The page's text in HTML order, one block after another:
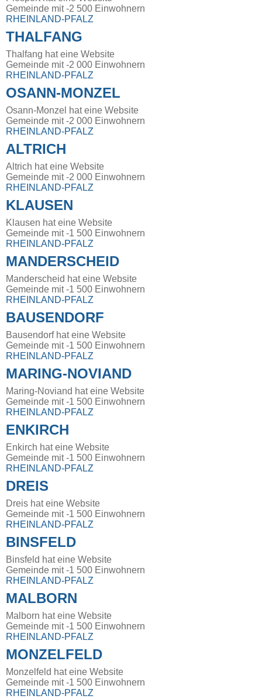
Gemeinde mit -2 500 Einwohnern
RHEINLAND-PFALZ
THALFANG
Thalfang hat eine Website
Gemeinde mit -2 000 Einwohnern
RHEINLAND-PFALZ
OSANN-MONZEL
Osann-Monzel hat eine Website
Gemeinde mit -2 000 Einwohnern
RHEINLAND-PFALZ
ALTRICH
Altrich hat eine Website
Gemeinde mit -2 000 Einwohnern
RHEINLAND-PFALZ
KLAUSEN
Klausen hat eine Website
Gemeinde mit -1 500 Einwohnern
RHEINLAND-PFALZ
MANDERSCHEID
Manderscheid hat eine Website
Gemeinde mit -1 500 Einwohnern
RHEINLAND-PFALZ
BAUSENDORF
Bausendorf hat eine Website
Gemeinde mit -1 500 Einwohnern
RHEINLAND-PFALZ
MARING-NOVIAND
Maring-Noviand hat eine Website
Gemeinde mit -1 500 Einwohnern
RHEINLAND-PFALZ
ENKIRCH
Enkirch hat eine Website
Gemeinde mit -1 500 Einwohnern
RHEINLAND-PFALZ
DREIS
Dreis hat eine Website
Gemeinde mit -1 500 Einwohnern
RHEINLAND-PFALZ
BINSFELD
Binsfeld hat eine Website
Gemeinde mit -1 500 Einwohnern
RHEINLAND-PFALZ
MALBORN
Malborn hat eine Website
Gemeinde mit -1 500 Einwohnern
RHEINLAND-PFALZ
MONZELFELD
Monzelfeld hat eine Website
Gemeinde mit -1 500 Einwohnern
RHEINLAND-PFALZ